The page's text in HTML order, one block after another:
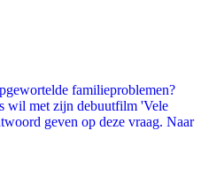
familieproblemen?
wil met zijn debuutfilm 'Vele
geven op deze vraag. Naar